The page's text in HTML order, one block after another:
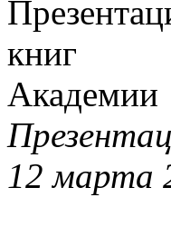
12 марта